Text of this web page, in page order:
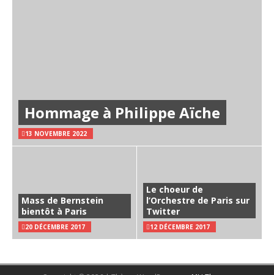
Hommage à Philippe Aïche
13 NOVEMBRE 2022
Mass de Bernstein
bientôt à Paris
20 DÉCEMBRE 2017
Le choeur de
l’Orchestre de Paris sur
Twitter
12 DÉCEMBRE 2017